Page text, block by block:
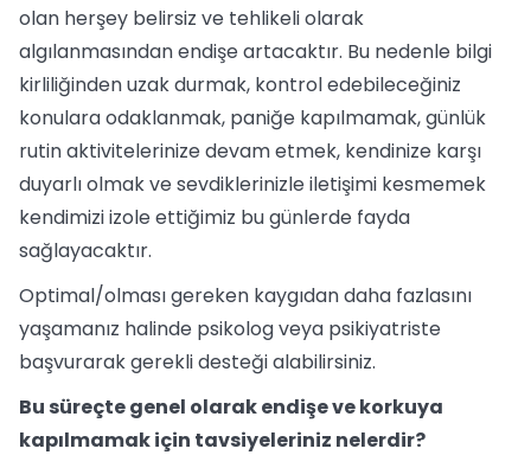
olan herşey belirsiz ve tehlikeli olarak
algılanmasından endişe artacaktır. Bu nedenle bilgi
kirliliğinden uzak durmak, kontrol edebileceğiniz
konulara odaklanmak, paniğe kapılmamak, günlük
rutin aktivitelerinize devam etmek, kendinize karşı
duyarlı olmak ve sevdiklerinizle iletişimi kesmemek
kendimizi izole ettiğimiz bu günlerde fayda
sağlayacaktır.
Optimal/olması gereken kaygıdan daha fazlasını
yaşamanız halinde psikolog veya psikiyatriste
başvurarak gerekli desteği alabilirsiniz.
Bu süreçte genel olarak endişe ve korkuya
kapılmamak için tavsiyeleriniz nelerdir?